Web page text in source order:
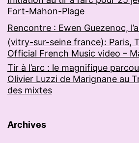
Fort-Mahon-Plage
Rencontre : Ewen Guezenoc,
(vitry-sur-seine france): Paris,
Official French Music video –
Tir à l’arc : le magnifique
Olivier Luzzi de Marignane au
des mixtes
Archives